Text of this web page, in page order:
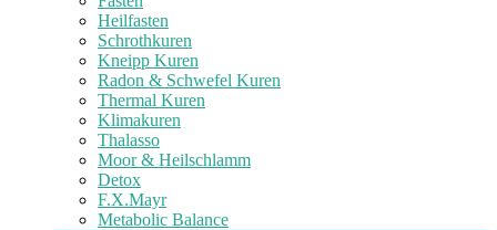
Heilfasten
Schrothkuren
Kneipp Kuren
Radon & Schwefel Kuren
Thermal Kuren
Klimakuren
Thalasso
Moor & Heilschlamm
Detox
F.X.Mayr
Metabolic Balance